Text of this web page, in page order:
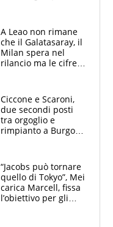
A Leao non rimane
che il Galatasaray, il
Milan spera nel
rilancio ma le cifre
delle tensioni
Ciccone e Scaroni,
due secondi posti
tra orgoglio e
rimpianto a Burgos
“Jacobs può tornare
quello di Tokyo”, Mei
carica Marcell, fissa
l’obiettivo per gli